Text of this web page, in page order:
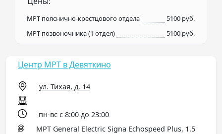
МРТ пояснично-крестцового отдела
5100 руб.
МРТ позвоночника (1 отдел)
5100 руб.
Центр МРТ в Девяткино
ул. Тихая, д. 14
пн-вс с 8:00 до 23:00
МРТ General Electric Signa Echospeed Plus, 1.5